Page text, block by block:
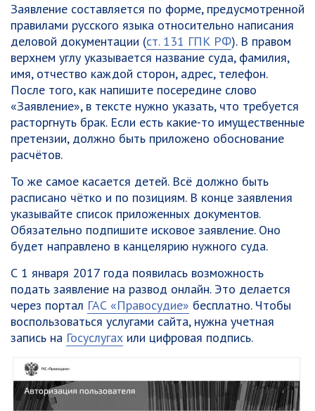
Заявление составляется по форме, предусмотренной
правилами русского языка относительно написания
деловой документации (ст. 131 ГПК РФ). В правом
верхнем углу указывается название суда, фамилия,
имя, отчество каждой сторон, адрес, телефон.
После того, как напишите посередине слово
«Заявление», в тексте нужно указать, что требуется
расторгнуть брак. Если есть какие-то имущественные
претензии, должно быть приложено обоснование
расчётов.
То же самое касается детей. Всё должно быть
расписано чётко и по позициям. В конце заявления
указывайте список приложенных документов.
Обязательно подпишите исковое заявление. Оно
будет направлено в канцелярию нужного суда.
С 1 января 2017 года появилась возможность
подать заявление на развод онлайн. Это делается
через портал ГАС «Правосудие» бесплатно. Чтобы
воспользоваться услугами сайта, нужна учетная
запись на Госуслугах или цифровая подпись.